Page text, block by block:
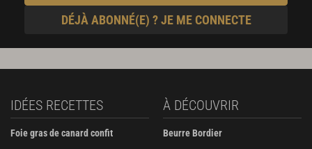
DÉJÀ ABONNÉ(E) ? JE ME CONNECTE
IDÉES RECETTES
Foie gras de canard confit
À DÉCOUVRIR
Beurre Bordier